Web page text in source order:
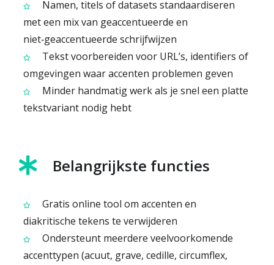
Namen, titels of datasets standaardiseren
met een mix van geaccentueerde en
niet‑geaccentueerde schrijfwijzen
Tekst voorbereiden voor URL’s, identifiers of
omgevingen waar accenten problemen geven
Minder handmatig werk als je snel een platte
tekstvariant nodig hebt
Belangrijkste functies
Gratis online tool om accenten en
diakritische tekens te verwijderen
Ondersteunt meerdere veelvoorkomende
accenttypen (acuut, grave, cedille, circumflex,